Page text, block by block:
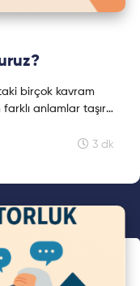
birçok kavram
anlamlar taşır.
3 dk